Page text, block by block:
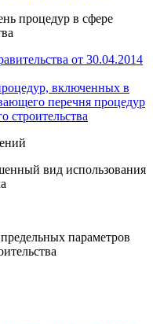
процедур в сфере
от 30.04.2014
включенных в
перечня процедур
строительства
вид использования
параметров